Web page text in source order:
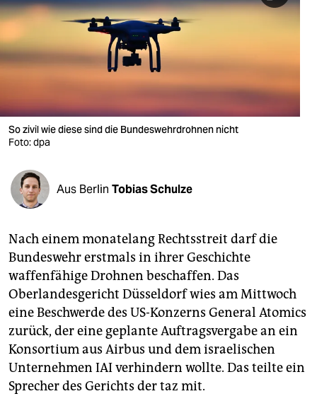
berlin
nord
wahrheit
verlag
verlag
veranstaltungen
shop
unterstützen
abo
genossenschaft
epaper login
So zivil wie diese sind die Bundeswehrdrohnen nicht
Foto: dpa
Aus Berlin Tobias Schulze
Nach einem monatelang Rechtsstreit darf die
Bundeswehr erstmals in ihrer Geschichte
waffenfähige Drohnen beschaffen. Das
Oberlandesgericht Düsseldorf wies am Mittwoch
eine Beschwerde des US-Konzerns General Atomics
zurück, der eine geplante Auftragsvergabe an ein
Konsortium aus Airbus und dem israelischen
Unternehmen IAI verhindern wollte. Das teilte ein
Sprecher des Gerichts der taz mit.